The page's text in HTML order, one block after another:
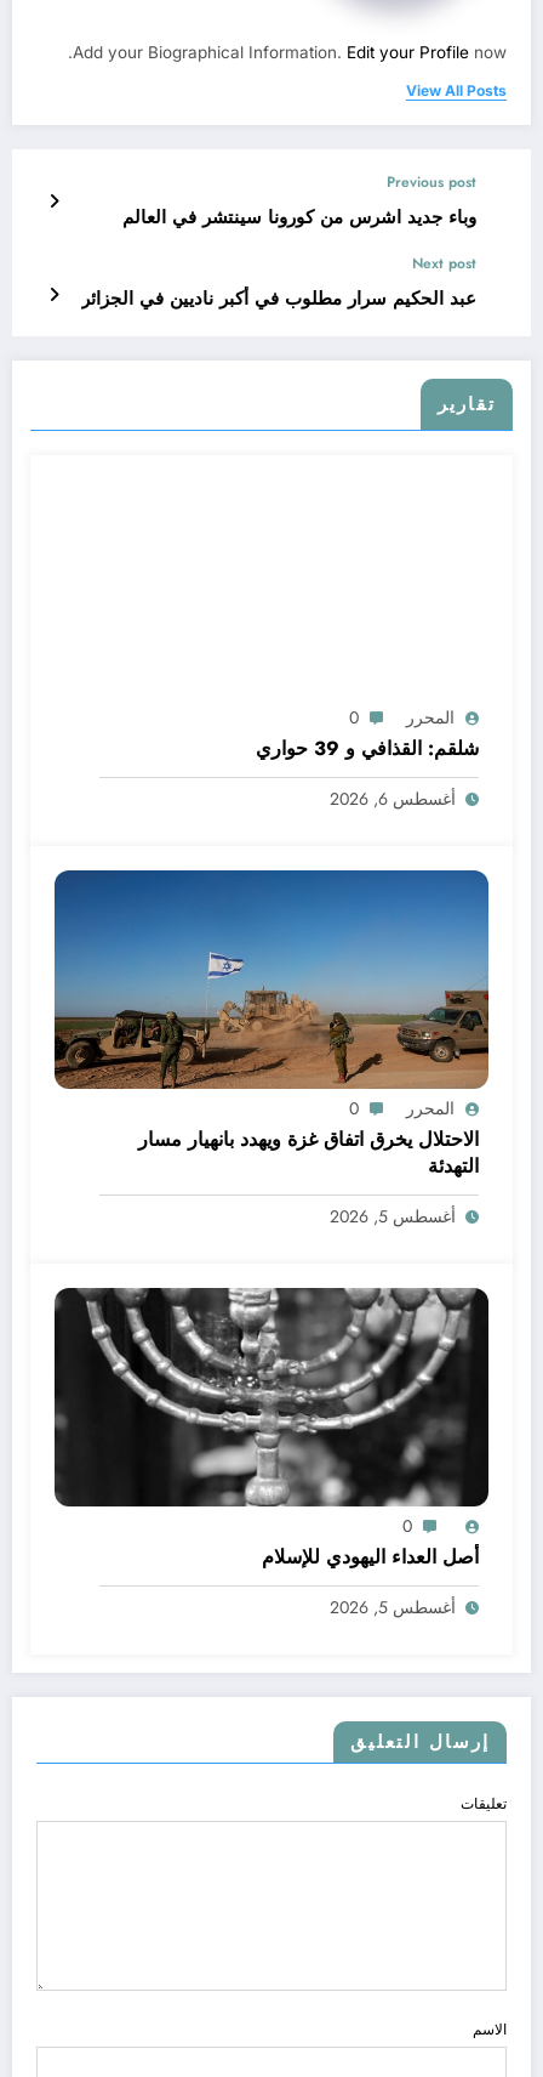
Add your Biographical Information. Edit your Profile now.
View All Posts
Previous post
وباء جديد اشرس من كورونا سينتشر في العالم
Next post
عبد الحكيم سرار مطلوب في أكبر ناديين في الجزائر
تقارير
المحرر 0
شلقم: القذافي و 39 حواري
أغسطس 6, 2026
المحرر 0
الاحتلال يخرق اتفاق غزة ويهدد بانهيار مسار
التهدئة
أغسطس 5, 2026
0
أصل العداء اليهودي للإسلام
أغسطس 5, 2026
إرسال التعليق
تعليقات
الاسم